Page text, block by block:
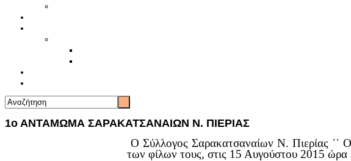
1ο ΑΝΤΑΜΩΜΑ ΣΑΡΑΚΑΤΣΑΝΑΙΩΝ Ν. ΠΙΕΡΙΑΣ
Ο Σύλλογος Σαρακατσαναίων Ν. Πιερίας
των φίλων τους, στις 15 Αυγούστου 2015 ώρα